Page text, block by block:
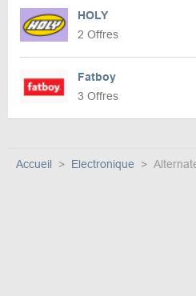
HOLY
2 Offres
Fatboy
3 Offres
Accueil Electronique